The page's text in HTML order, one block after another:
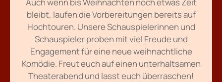
bleibt, laufen die Vorbereitungen bereits auf
Hochtouren. Unsere Schauspielerinnen und
Schauspieler proben mit viel Freude und
Engagement für eine neue weihnachtliche
Komödie. Freut euch auf einen unterhaltsamen
Theaterabend und lasst euch überraschen!